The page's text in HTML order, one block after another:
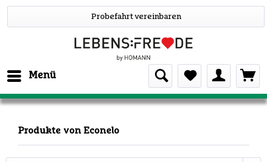
Probefahrt vereinbaren
Menü
Produkte von Econelo